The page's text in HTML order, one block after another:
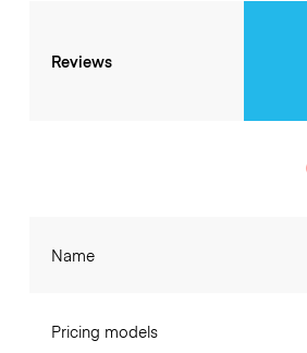
Reviews
Name
Pricing models